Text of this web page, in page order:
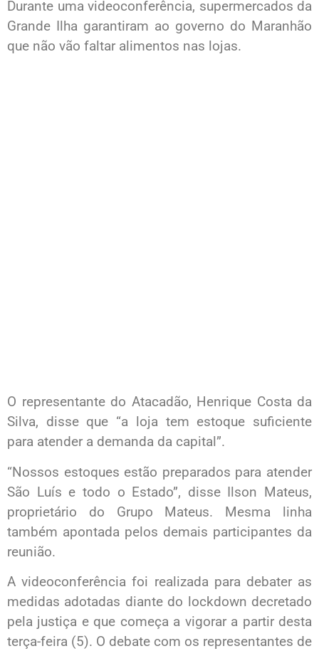
Durante uma videoconferência, supermercados da
Grande Ilha garantiram ao governo do Maranhão
que não vão faltar alimentos nas lojas.
O representante do Atacadão, Henrique Costa da
Silva, disse que “a loja tem estoque suficiente
para atender a demanda da capital”.
“Nossos estoques estão preparados para atender
São Luís e todo o Estado”, disse Ilson Mateus,
proprietário do Grupo Mateus. Mesma linha
também apontada pelos demais participantes da
reunião.
A videoconferência foi realizada para debater as
medidas adotadas diante do lockdown decretado
pela justiça e que começa a vigorar a partir desta
terça-feira (5). O debate com os representantes de